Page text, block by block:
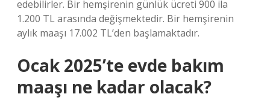
edebilirler. Bir hemşirenin günlük ücreti 900 ila
1.200 TL arasında değişmektedir. Bir hemşirenin
aylık maaşı 17.002 TL’den başlamaktadır.
Ocak 2025’te evde bakım
maaşı ne kadar olacak?